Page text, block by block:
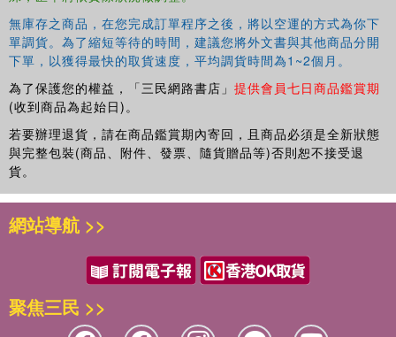
無庫存之商品，在您完成訂單程序之後，將以空運的方式為你下
單調貨。為了縮短等待的時間，建議您將外文書與其他商品分開
下單，以獲得最快的取貨速度，平均調貨時間為1~2個月。
為了保護您的權益，「三民網路書店」 提供會員七日商品鑑賞期
(收到商品為起始日)。
若要辦理退貨，請在商品鑑賞期內寄回，且商品必須是全新狀態
與完整包裝(商品、附件、發票、隨貨贈品等)否則恕不接受退
貨。
網站導航 >>
聚焦三民 >>